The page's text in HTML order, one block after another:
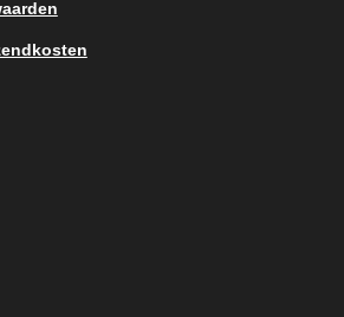
o
r
m